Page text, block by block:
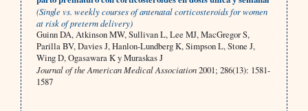
(Single vs. weekly courses of antenatal corticosteroids for women
at risk of preterm delivery)
Guinn DA, Atkinson MW, Sullivan L, Lee MJ, MacGregor S,
Parilla BV, Davies J, Hanlon-Lundberg K, Simpson L, Stone J,
Wing D, Ogasawara K y Muraskas J
Journal of the American Medical Association2001; 286(13): 1581-
1587